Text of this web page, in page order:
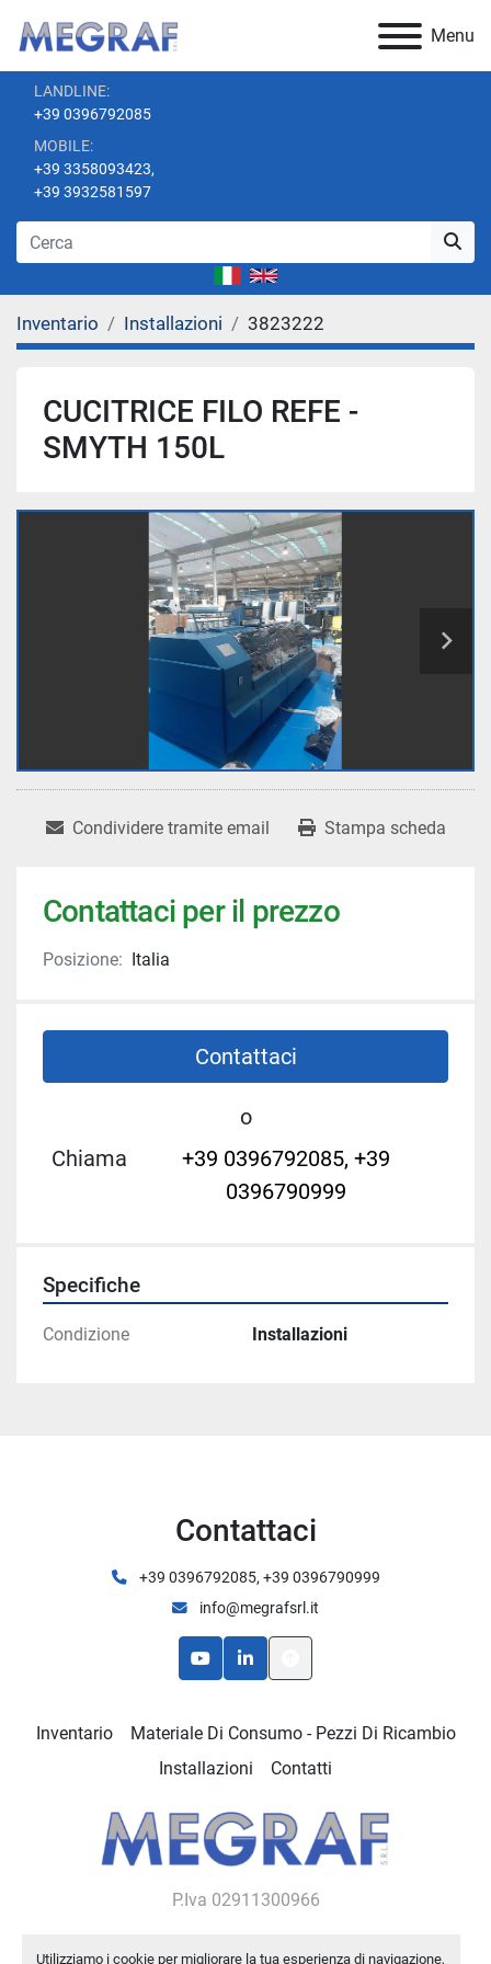
Utilizziamo i cookie per migliorare la tua esperienza di navigazione,
Menu
LANDLINE:
+39 0396792085
MOBILE:
+39 3358093423,
+39 3932581597
Inventario Installazioni 3823222
CUCITRICE FILO REFE -
SMYTH 150L
Condividere tramite email Stampa scheda
Contattaci per il prezzo
Posizione: Italia
Contattaci
o
Chiama
+39 0396792085, +39
0396790999
Specifiche
Condizione Installazioni
Contattaci
+39 0396792085, +39 0396790999
info@megrafsrl.it
youtubelinkedin
Inventario
Materiale Di Consumo - Pezzi Di Ricambio
Installazioni
Contatti
P.Iva 02911300966